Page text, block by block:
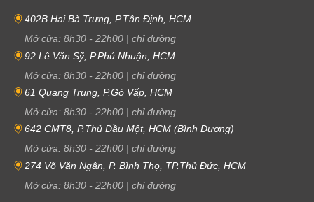
402B Hai Bà Trưng, P.Tân Định, HCM
Mở cửa: 8h30 - 22h00 | chỉ đường
92 Lê Văn Sỹ, P.Phú Nhuận, HCM
Mở cửa: 8h30 - 22h00 | chỉ đường
61 Quang Trung, P.Gò Vấp, HCM
Mở cửa: 8h30 - 22h00 | chỉ đường
642 CMT8, P.Thủ Dầu Một, HCM (Bình Dương)
Mở cửa: 8h30 - 22h00 | chỉ đường
274 Võ Văn Ngân, P. Bình Thọ, TP.Thủ Đức, HCM
Mở cửa: 8h30 - 22h00 | chỉ đường